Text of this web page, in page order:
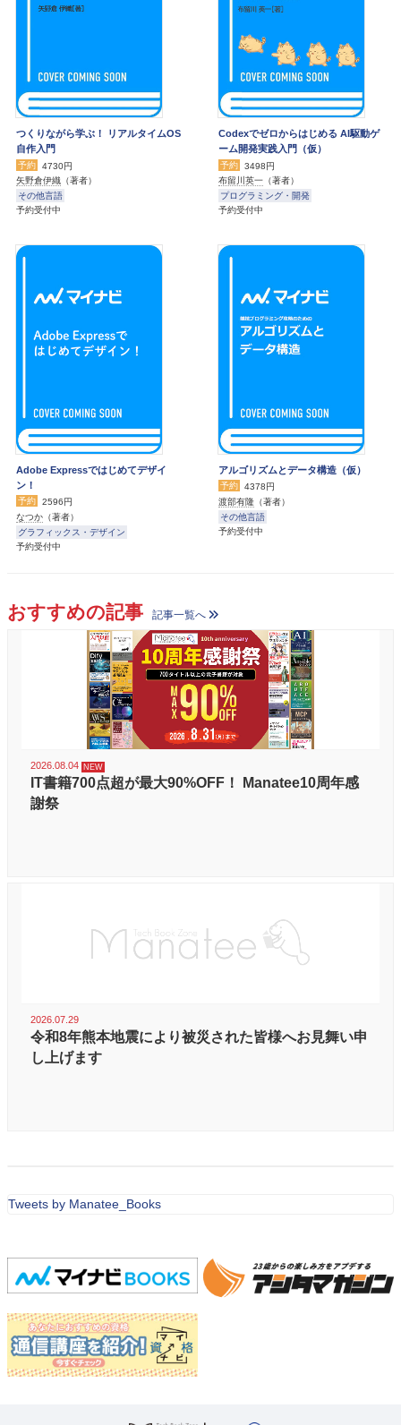
つくりながら学ぶ！ リアルタイムOS
自作入門
予約
4730円
矢野倉伊織 （著者）
その他言語
予約受付中
Codexでゼロからはじめる AI駆動ゲ
ーム開発実践入門（仮）
予約
3498円
布留川英一 （著者）
プログラミング・開発
予約受付中
Adobe Expressではじめてデザイ
ン！
予約
2596円
なつか （著者）
グラフィックス・デザイン
予約受付中
アルゴリズムとデータ構造（仮）
予約
4378円
渡部有隆 （著者）
その他言語
予約受付中
おすすめの記事 記事一覧へ
2026.08.04
IT書籍700点超が最大90%OFF！ Manatee10周年感
謝祭
2026.07.29
令和8年熊本地震により被災された皆様へお見舞い申
し上げます
Tweets by Manatee_Books